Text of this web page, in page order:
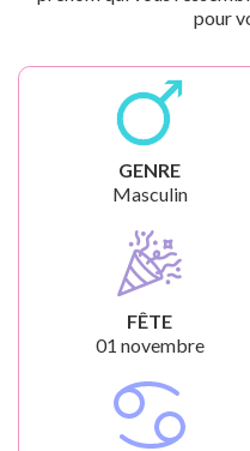
pour
GENRE
Masculin
FÊTE
01 novembre